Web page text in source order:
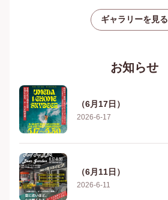
ギャラリーを見る
お知らせ
（6月17日）
2026-6-17
（6月11日）
2026-6-11